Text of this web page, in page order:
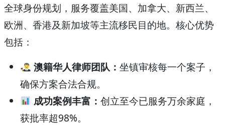
全球身份规划，服务覆盖美国、加拿大、新西兰、
欧洲、香港及新加坡等主流移民目的地。核心优势
包括：
澳籍华人律师团队： 坐镇审核每一个案子，
确保方案合法合规。
成功案例丰富： 创立至今已服务万余家庭，
获批率超98%。